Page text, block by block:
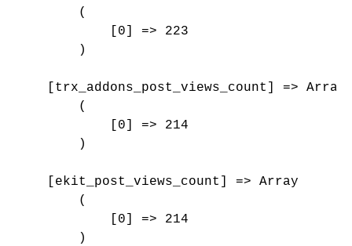
        (
            [0] => 223
        )
    [trx_addons_post_views_count] => Array
        (
            [0] => 214
        )
    [ekit_post_views_count] => Array
        (
            [0] => 214
        )